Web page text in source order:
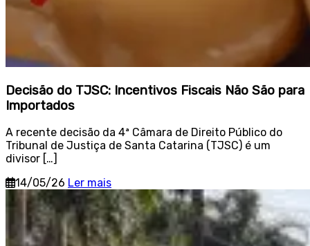
Decisão do TJSC: Incentivos Fiscais Não São para
Importados
A recente decisão da 4ª Câmara de Direito Público do
Tribunal de Justiça de Santa Catarina (TJSC) é um
divisor […]
14/05/26 Ler mais